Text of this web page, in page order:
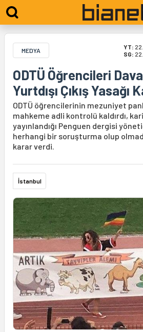
MEDYA YT:
SG:
ODTÜ Öğrencileri
Yurtdışı Çıkış Yasağı
ODTÜ öğrencilerinin mezuniyet
mahkeme adli kontrolü kaldırdı,
yayınlandığı Penguen dergisi
herhangi bir soruşturma olup
karar verdi.
İstanbul